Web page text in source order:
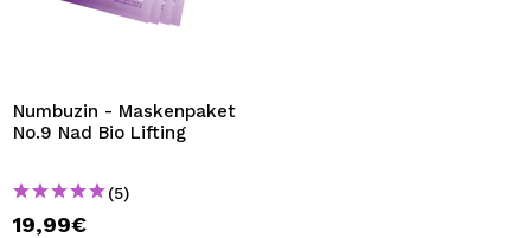
Numbuzin - Maskenpaket
No.9 Nad Bio Lifting
(5)
19,99€